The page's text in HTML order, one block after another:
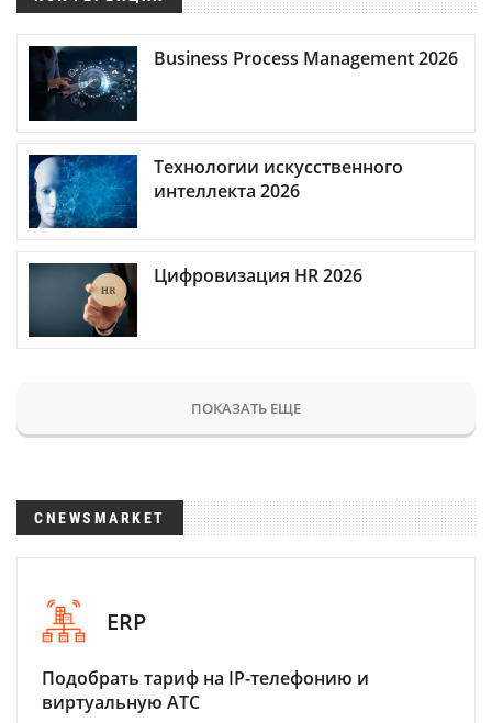
Business Process Management 2026
Технологии искусственного
интеллекта 2026
Цифровизация HR 2026
ПОКАЗАТЬ ЕЩЕ
CNEWSMARKET
ERP
Подобрать тариф на IP-телефонию и
виртуальную АТС